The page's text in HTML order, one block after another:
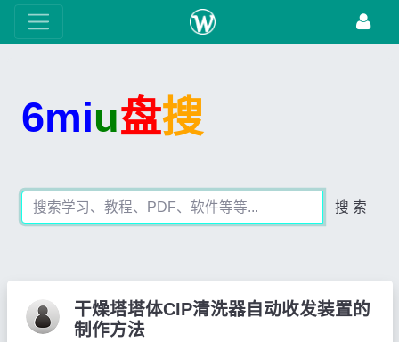
6miu盘搜
搜 索
干燥塔塔体CIP清洗器自动收发装置的
制作方法